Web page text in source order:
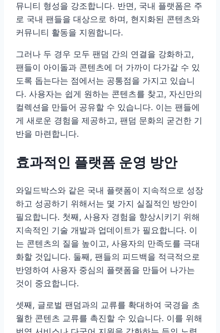
뮤니티 형성을 강조합니다. 반면, 국내 플랫폼은 주
로 국내 팬들을 대상으로 하며, 현지화된 콘텐츠와
커뮤니티 활동을 지원합니다.
그러나 두 경우 모두 팬덤 간의 연결을 강화하고,
팬들이 아이돌과 콘텐츠에 더 가까이 다가갈 수 있
도록 돕는다는 점에서는 공통점을 가지고 있습니
다. 사용자는 쉽게 원하는 콘텐츠를 찾고, 자신만의
컬렉션을 만들어 공유할 수 있습니다. 이는 팬들에
게 새로운 경험을 제공하고, 팬덤 문화의 굳건한 기
반을 마련합니다.
효과적인 플랫폼 운영 방안
와일드박스와 같은 국내 플랫폼이 지속적으로 성장
하고 성공하기 위해서는 몇 가지 실질적인 방안이
필요합니다. 첫째, 사용자 경험을 향상시키기 위해
지속적인 기술 개발과 업데이트가 필요합니다. 이
는 콘텐츠의 질을 높이고, 사용자의 만족도를 극대
화할 것입니다. 둘째, 팬들의 피드백을 적극적으로
반영하여 사용자 중심의 플랫폼을 만들어 나가는
것이 중요합니다.
셋째, 글로벌 팬덤과의 교류를 확대하여 국경을 초
월한 콘텐츠 교류를 촉진할 수 있습니다. 이를 위해